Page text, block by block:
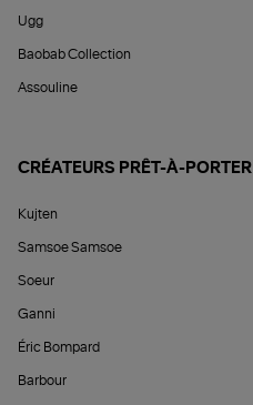
Ugg
Baobab Collection
Assouline
CRÉATEURS PRÊT-À-PORTER
Kujten
Samsoe Samsoe
Soeur
Ganni
Éric Bompard
Barbour